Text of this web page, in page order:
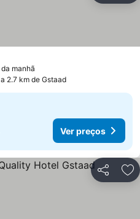
manhã
2.7 km de Gstaad
Ver preços
Partilhar